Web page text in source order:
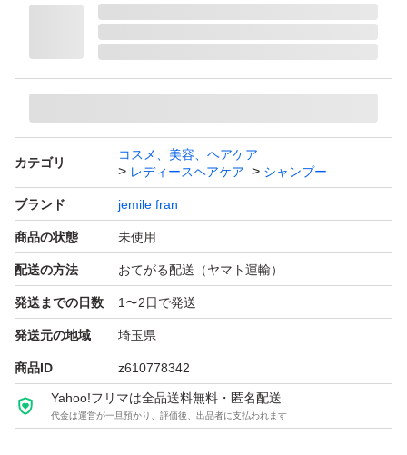
カテゴリ
コスメ、美容、ヘアケア
レディースヘアケア
シャンプー
ブランド jemile fran
商品の状態 未使用
配送の方法 おてがる配送（ヤマト運輸）
発送までの日数 1〜2日で発送
発送元の地域 埼玉県
商品ID z610778342
Yahoo!フリマは全品送料無料・匿名配送
代金は運営が一旦預かり、評価後、出品者に支払われます